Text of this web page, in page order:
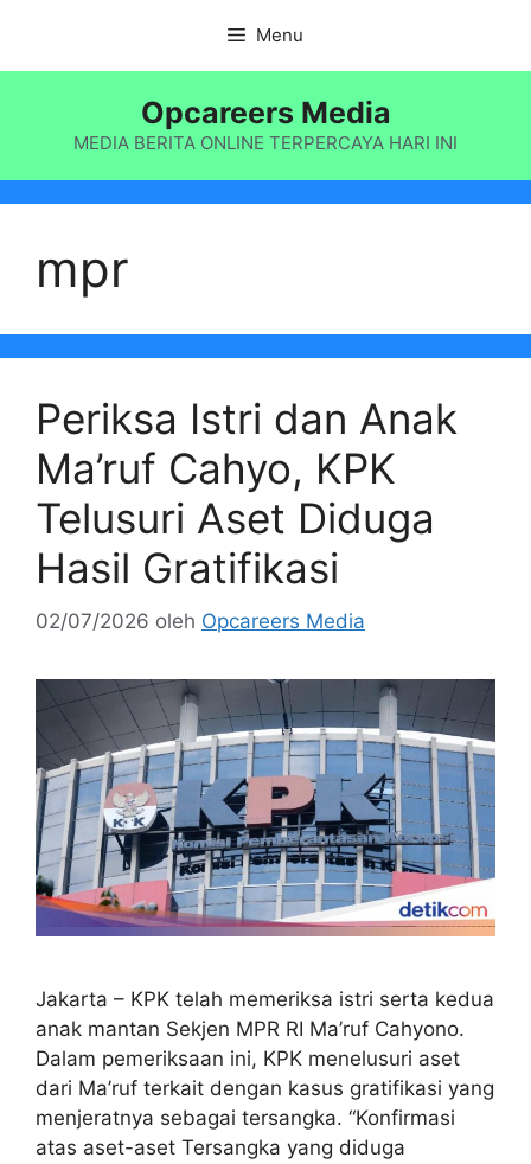
isi
Menu
Opcareers Media
MEDIA BERITA ONLINE TERPERCAYA HARI INI
mpr
Periksa Istri dan Anak
Ma’ruf Cahyo, KPK
Telusuri Aset Diduga
Hasil Gratifikasi
02/07/2026 oleh Opcareers Media
Jakarta – KPK telah memeriksa istri serta kedua
anak mantan Sekjen MPR RI Ma’ruf Cahyono.
Dalam pemeriksaan ini, KPK menelusuri aset
dari Ma’ruf terkait dengan kasus gratifikasi yang
menjeratnya sebagai tersangka. “Konfirmasi
atas aset-aset Tersangka yang diduga